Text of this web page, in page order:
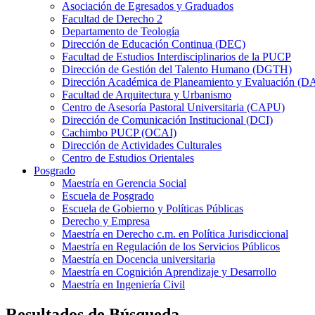
Asociación de Egresados y Graduados
Facultad de Derecho 2
Departamento de Teología
Dirección de Educación Continua (DEC)
Facultad de Estudios Interdisciplinarios de la PUCP
Dirección de Gestión del Talento Humano (DGTH)
Dirección Académica de Planeamiento y Evaluación
Facultad de Arquitectura y Urbanismo
Centro de Asesoría Pastoral Universitaria (CAPU)
Dirección de Comunicación Institucional (DCI)
Cachimbo PUCP (OCAI)
Dirección de Actividades Culturales
Centro de Estudios Orientales
Posgrado
Maestría en Gerencia Social
Escuela de Posgrado
Escuela de Gobierno y Políticas Públicas
Derecho y Empresa
Maestría en Derecho c.m. en Política Jurisdiccional
Maestría en Regulación de los Servicios Públicos
Maestría en Docencia universitaria
Maestría en Cognición Aprendizaje y Desarrollo
Maestría en Ingeniería Civil